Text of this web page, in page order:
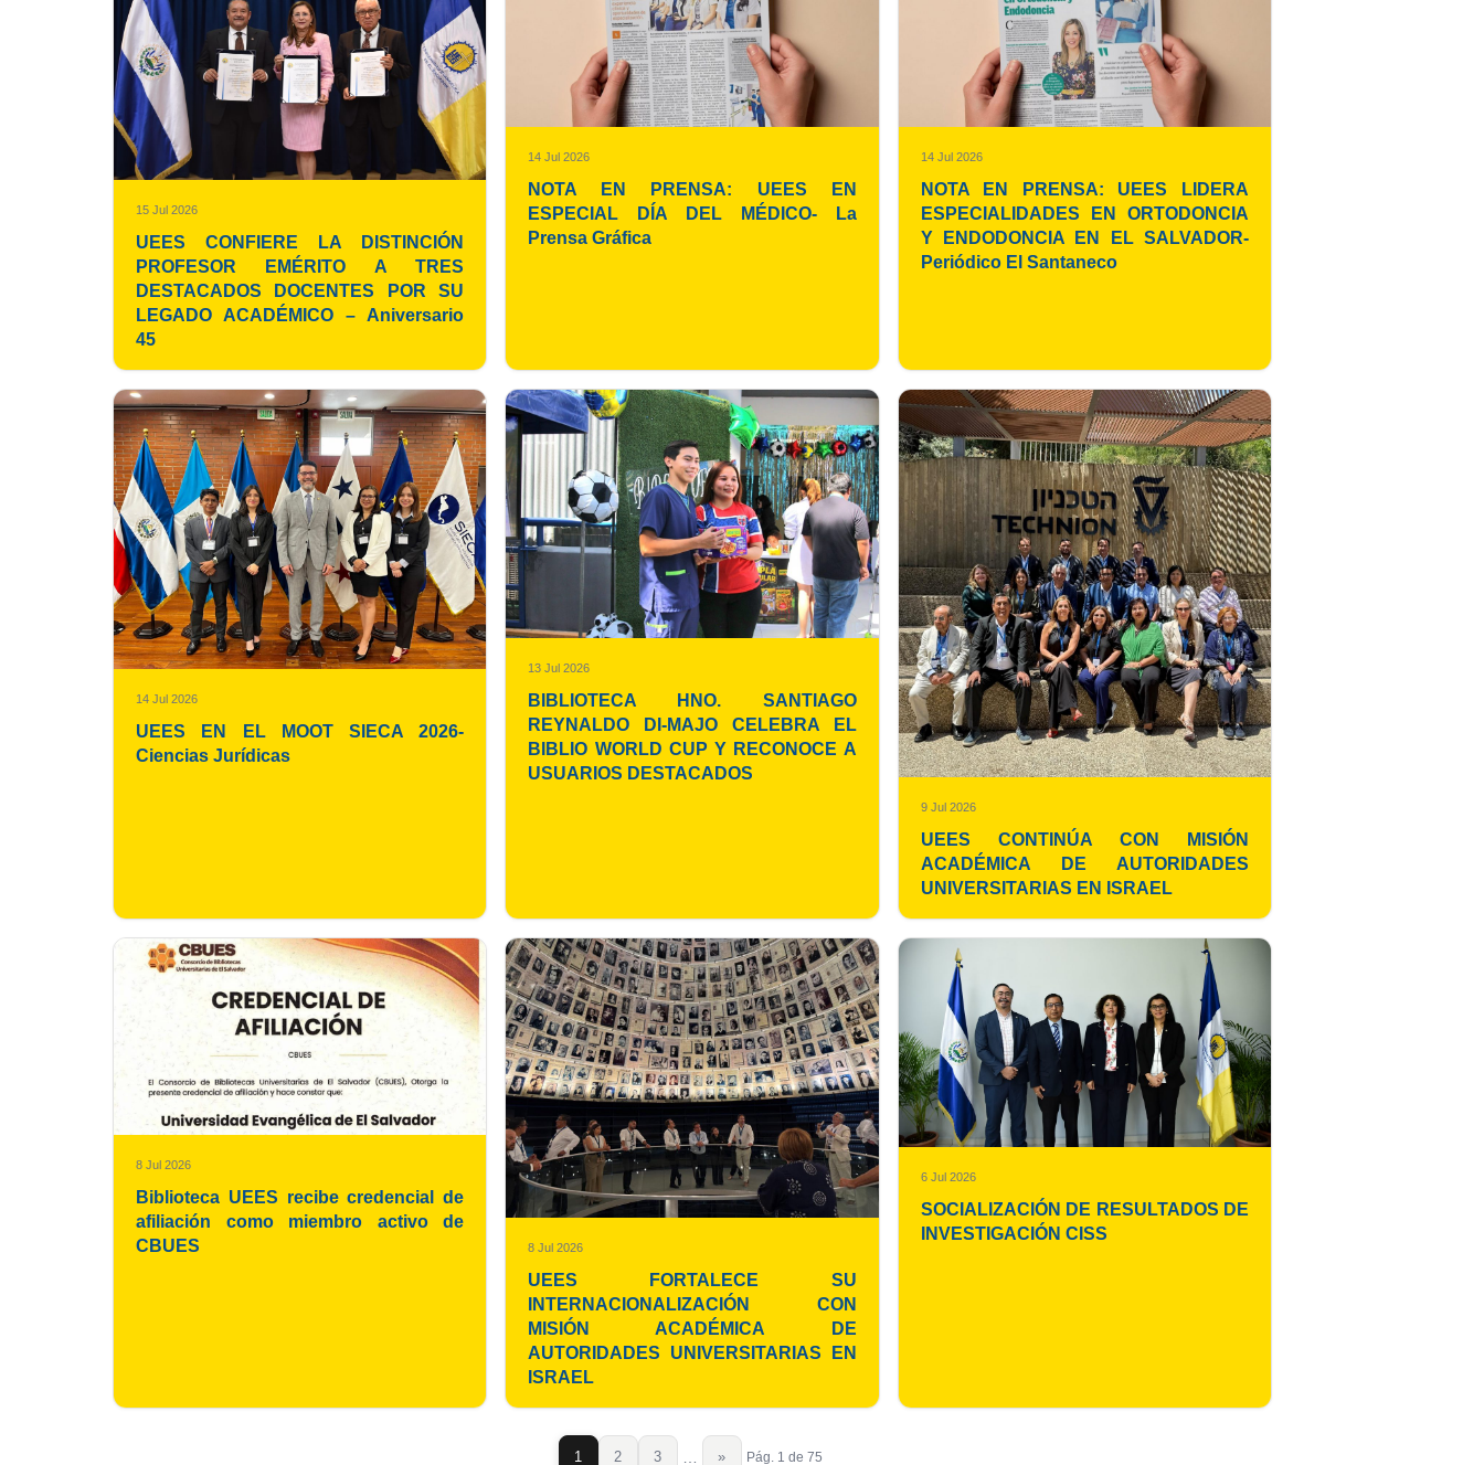
15 Jul 2026
UEES CONFIERE LA DISTINCIÓN
PROFESOR EMÉRITO A TRES
DESTACADOS DOCENTES POR SU
LEGADO ACADÉMICO – Aniversario
45
14 Jul 2026
NOTA EN PRENSA: UEES EN
ESPECIAL DÍA DEL MÉDICO- La
Prensa Gráfica
14 Jul 2026
NOTA EN PRENSA: UEES LIDERA
ESPECIALIDADES EN ORTODONCIA
Y ENDODONCIA EN EL SALVADOR-
Periódico El Santaneco
14 Jul 2026
UEES EN EL MOOT SIECA 2026-
Ciencias Jurídicas
13 Jul 2026
BIBLIOTECA HNO. SANTIAGO
REYNALDO DI-MAJO CELEBRA EL
BIBLIO WORLD CUP Y RECONOCE A
USUARIOS DESTACADOS
9 Jul 2026
UEES CONTINÚA CON MISIÓN
ACADÉMICA DE AUTORIDADES
UNIVERSITARIAS EN ISRAEL
8 Jul 2026
Biblioteca UEES recibe credencial de
afiliación como miembro activo de
CBUES
8 Jul 2026
UEES FORTALECE SU
INTERNACIONALIZACIÓN CON
MISIÓN ACADÉMICA DE
AUTORIDADES UNIVERSITARIAS EN
ISRAEL
6 Jul 2026
SOCIALIZACIÓN DE RESULTADOS DE
INVESTIGACIÓN CISS
1 2 3 … » Pág. 1 de 75